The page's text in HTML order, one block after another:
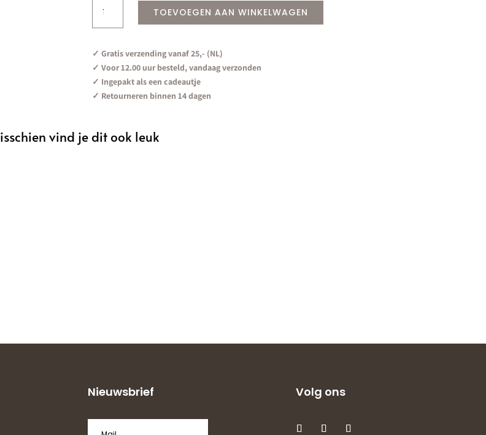
Juf
|
aantal
TOEVOEGEN AAN WINKELWAGEN
✓ Gratis verzending vanaf 25,- (NL)
✓ Voor 12.00 uur besteld, vandaag verzonden
✓ Ingepakt als een cadeautje
✓ Retourneren binnen 14 dagen
vind je dit ook leuk
Nieuwsbrief Volg ons